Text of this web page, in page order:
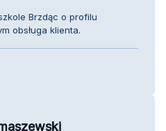
Brzdąc o profilu
obsługa klienta.